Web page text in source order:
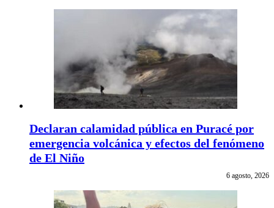
Declaran calamidad pública en Puracé por
emergencia volcánica y efectos del fenómeno
de El Niño
6 agosto, 2026